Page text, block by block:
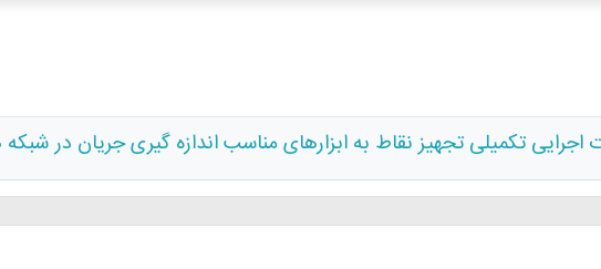
تکمیلی تجهیز نقاط به ابزارهای مناسب اندازه گیری جریان در